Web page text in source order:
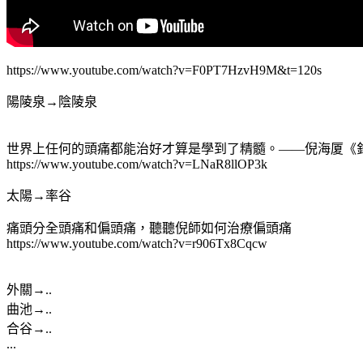
https://www.youtube.com/watch?v=F0PT7HzvH9M&t=120s
陽陵泉→陰陵泉
世界上任何的頭痛都能治好才算是學到了精髓。——倪海厦《
https://www.youtube.com/watch?v=LNaR8llOP3k
太陽→率谷
痛頭分全頭痛和偏頭痛，聽聽倪師如何治療偏頭痛
https://www.youtube.com/watch?v=r906Tx8Cqcw
外關→..
曲池→..
合谷→..
...